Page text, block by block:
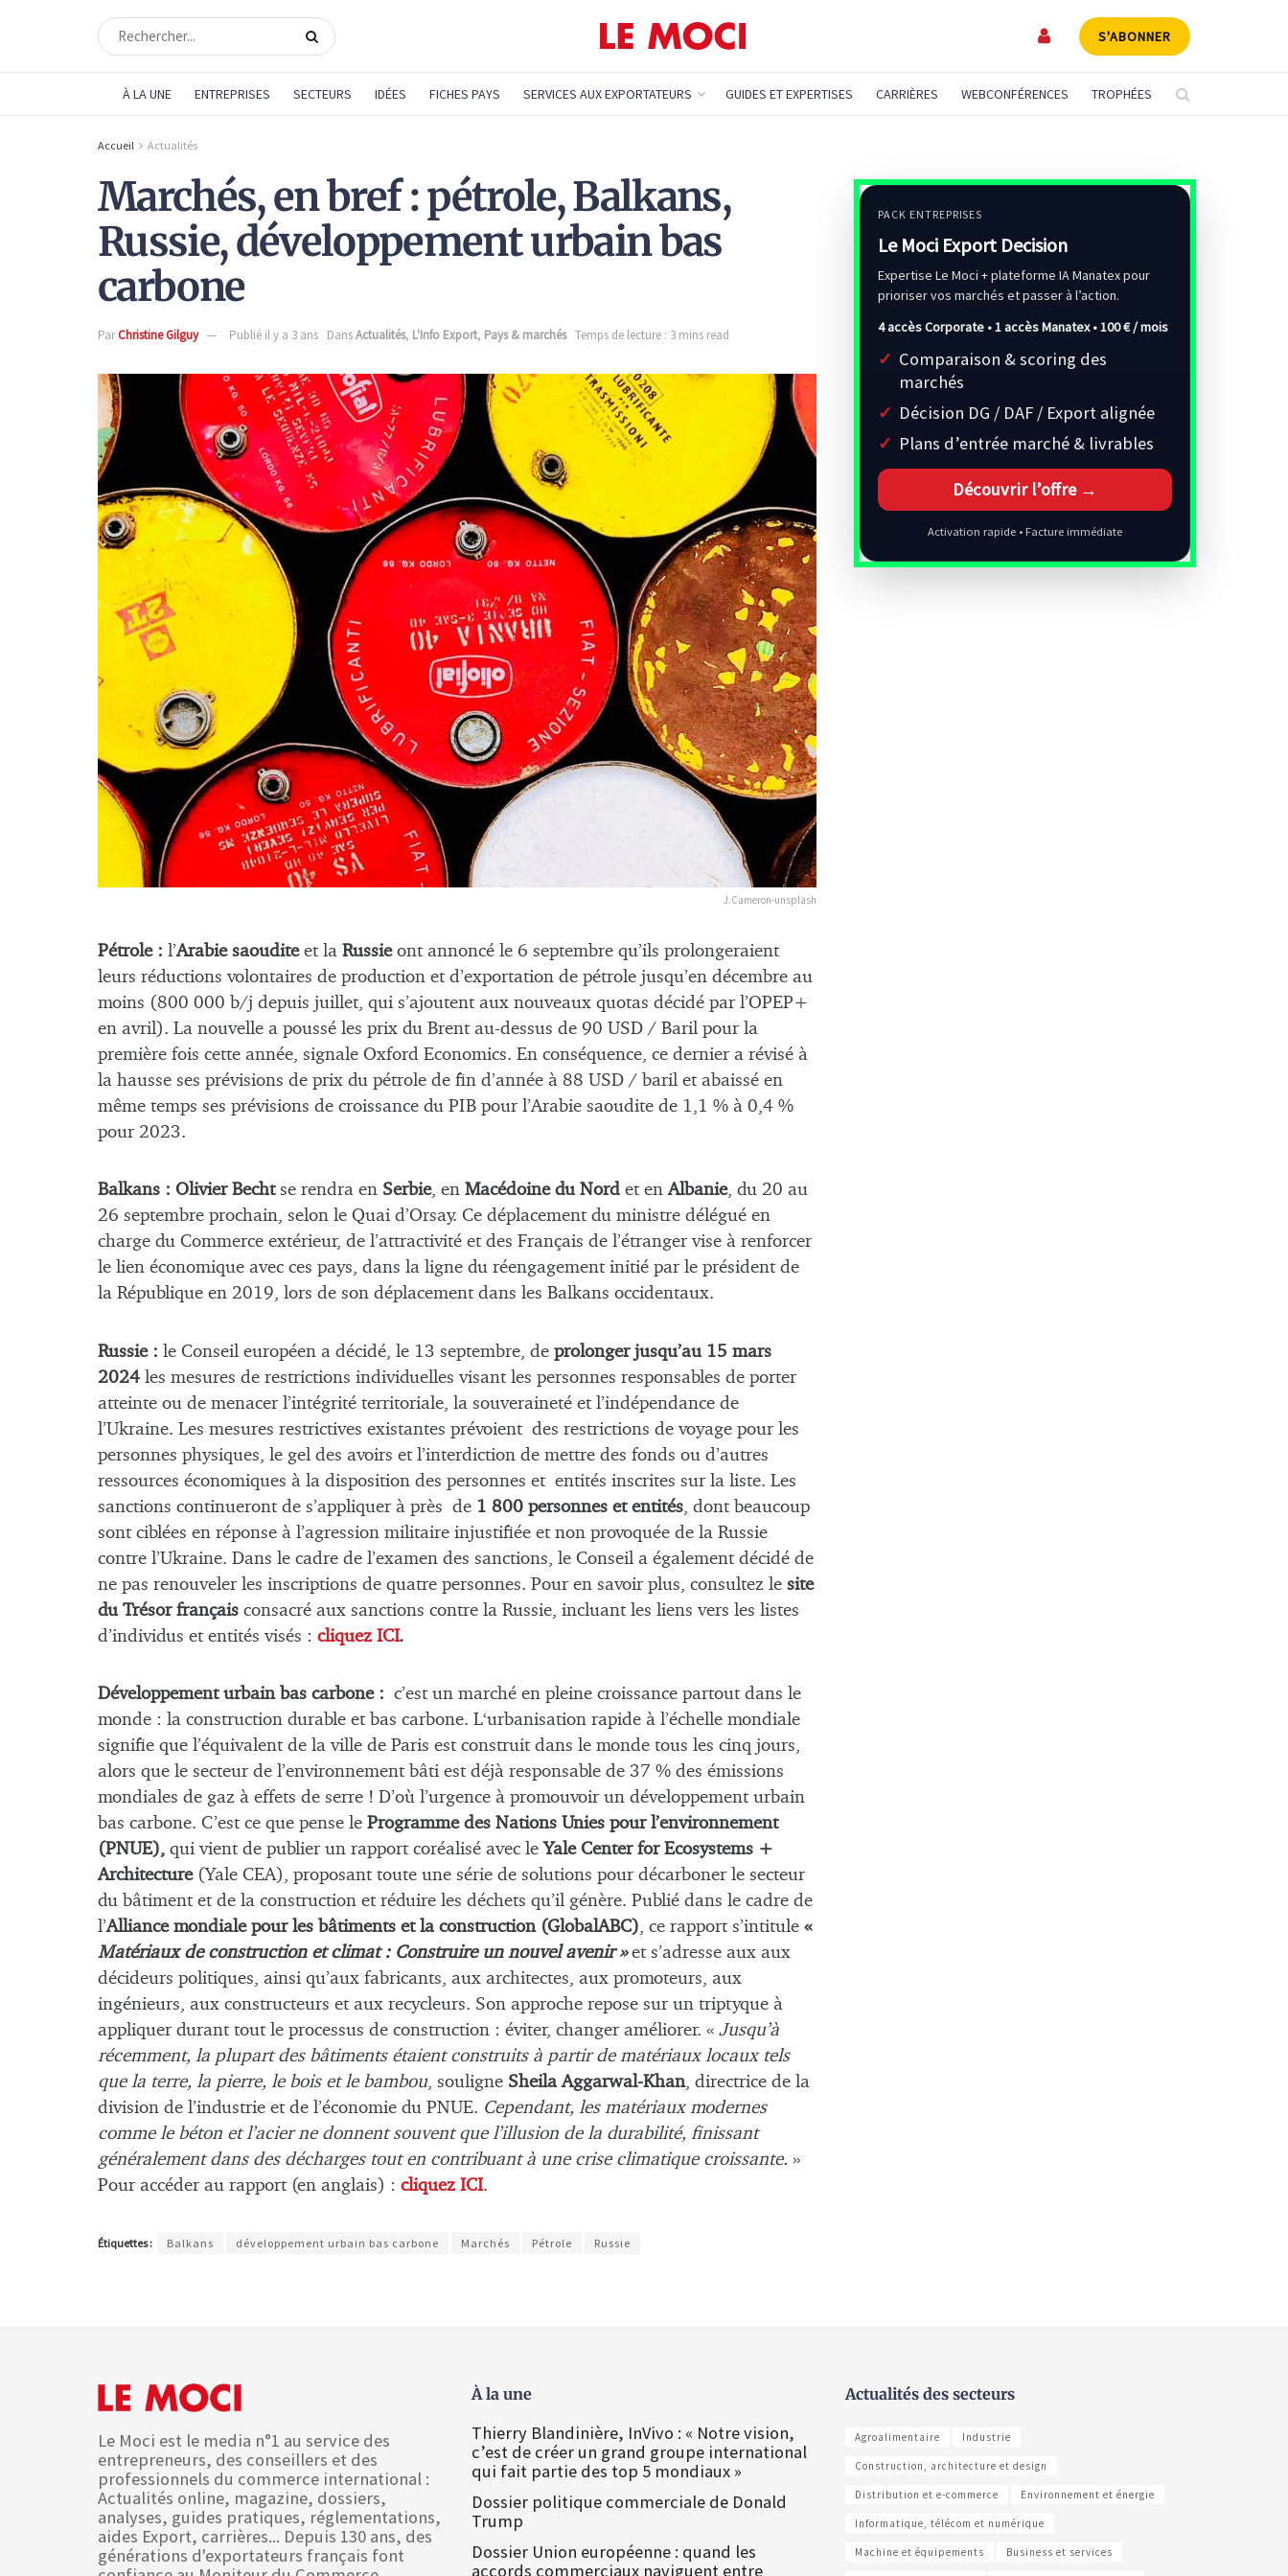
S'ABONNER
À LA UNE ENTREPRISES SECTEURS IDÉES FICHES PAYS SERVICES AUX EXPORTATEURS GUIDES ET EXPERTISES CARRIÈRES WEBCONFÉRENCES TROPHÉES
Accueil Actualités
Marchés, en bref : pétrole, Balkans,
Russie, développement urbain bas
carbone
ParChristine Gilguy Publié il y a 3 ans DansActualités, L'Info Export, Pays & marchés Temps de lecture : 3 mins read
J.Cameron-unsplash
Pétrole : l’Arabie saouditeet la Russieont annoncé le 6 septembre qu’ils prolongeraient
leurs réductions volontaires de production et d’exportation de pétrole jusqu’en décembre au
moins (800 000 b/j depuis juillet, qui s’ajoutent aux nouveaux quotas décidé par l’OPEP+
en avril). La nouvelle a poussé les prix du Brent au-dessus de 90 USD / Baril pour la
première fois cette année, signale Oxford Economics. En conséquence, ce dernier a révisé à
la hausse ses prévisions de prix du pétrole de fin d’année à 88 USD / baril et abaissé en
même temps ses prévisions de croissance du PIB pour l’Arabie saoudite de 1,1 % à 0,4 %
pour 2023.
Balkans : Olivier Becht se rendra en Serbie, en Macédoine du Nord et enAlbanie, du 20 au
26 septembre prochain, selon le Quai d’Orsay. Ce déplacement du ministre délégué en
charge du Commerce extérieur, de l’attractivité et des Français de l’étranger vise à renforcer
le lien économique avec ces pays, dans la ligne du réengagement initié par le président de
la République en 2019, lors de son déplacement dans les Balkans occidentaux.
Russie : le Conseil européen a décidé, le 13 septembre, de prolonger jusqu’au 15 mars
2024 les mesures de restrictions individuelles visant les personnes responsables de porter
atteinte ou de menacer l’intégrité territoriale, la souveraineté et l’indépendance de
l’Ukraine. Les mesures restrictives existantes prévoient des restrictions de voyage pour les
personnes physiques, le gel des avoirs et l’interdiction de mettre des fonds ou d’autres
ressources économiques à la disposition des personnes et entités inscrites sur la liste. Les
sanctions continueront de s’appliquer à près de 1 800 personnes et entités, dont beaucoup
sont ciblées en réponse à l’agression militaire injustifiée et non provoquée de la Russie
contre l’Ukraine. Dans le cadre de l’examen des sanctions, le Conseil a également décidé de
ne pas renouveler les inscriptions de quatre personnes. Pour en savoir plus, consultez le site
du Trésor français consacré aux sanctions contre la Russie, incluant les liens vers les listes
d’individus et entités visés : cliquez ICI.
Développement urbain bas carbone : c’est un marché en pleine croissance partout dans le
monde : la construction durable et bas carbone. L‘urbanisation rapide à l’échelle mondiale
signifie que l’équivalent de la ville de Paris est construit dans le monde tous les cinq jours,
alors que le secteur de l’environnement bâti est déjà responsable de 37 % des émissions
mondiales de gaz à effets de serre ! D’où l’urgence à promouvoir un développement urbain
bas carbone. C’est ce que pense le Programme des Nations Unies pour l’environnement
(PNUE), qui vient de publier un rapport coréalisé avec le Yale Center for Ecosystems +
Architecture(Yale CEA), proposant toute une série de solutions pour décarboner le secteur
du bâtiment et de la construction et réduire les déchets qu’il génère. Publié dans le cadre de
l’Alliance mondiale pour les bâtiments et la construction (GlobalABC), ce rapport s’intitule «
Matériaux de construction et climat : Construire un nouvel avenir »et s’adresse aux aux
décideurs politiques, ainsi qu’aux fabricants, aux architectes, aux promoteurs, aux
ingénieurs, aux constructeurs et aux recycleurs. Son approche repose sur un triptyque à
appliquer durant tout le processus de construction : éviter, changer améliorer. « Jusqu’à
récemment, la plupart des bâtiments étaient construits à partir de matériaux locaux tels
que la terre, la pierre, le bois et le bambou, souligne Sheila Aggarwal-Khan, directrice de la
division de l’industrie et de l’économie du PNUE. Cependant, les matériaux modernes
comme le béton et l’acier ne donnent souvent que l’illusion de la durabilité, finissant
généralement dans des décharges tout en contribuant à une crise climatique croissante. »
Pour accéder au rapport (en anglais) : cliquez ICI.
Étiquettes : Balkans développement urbain bas carbone Marchés Pétrole Russie
PACK ENTREPRISES
Le Moci Export Decision
Expertise Le Moci + plateforme IA Manatex pour
prioriser vos marchés et passer à l’action.
4 accès Corporate • 1 accès Manatex •100 € / mois
Comparaison & scoring des
marchés
Décision DG / DAF / Export alignée
Plans d’entrée marché & livrables
Découvrir l’offre →
Activation rapide • Facture immédiate
Le Moci est le media n°1 au service des
entrepreneurs, des conseillers et des
professionnels du commerce international :
Actualités online, magazine, dossiers,
analyses, guides pratiques, réglementations,
aides Export, carrières... Depuis 130 ans, des
générations d'exportateurs français font
À la une
Thierry Blandinière, InVivo : « Notre vision,
c’est de créer un grand groupe international
qui fait partie des top 5 mondiaux »
Dossier politique commerciale de Donald
Trump
Dossier Union européenne : quand les
accords commerciaux naviguent entre
Actualités des secteurs
Agroalimentaire Industrie
Construction, architecture et design
Distribution et e-commerce Environnement et énergie
Informatique, télécom et numérique
Machine et équipements Business et services